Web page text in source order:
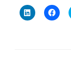
L
i
F
a